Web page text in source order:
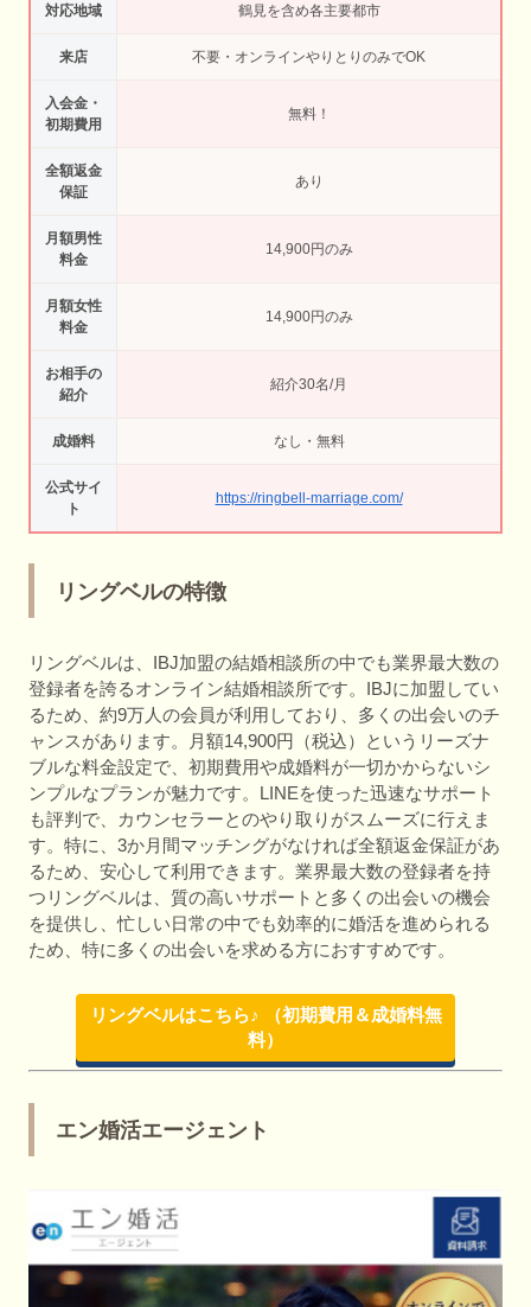
対応地域 鶴見を含め各主要都市
来店 不要・オンラインやりとりのみでOK
入会金・
初期費用
無料！
全額返金
保証
あり
月額男性
料金
14,900円のみ
月額女性
料金
14,900円のみ
お相手の
紹介
紹介30名/月
成婚料 なし・無料
公式サイ
ト
https://ringbell-marriage.com/
リングベルの特徴
リングベルは、IBJ加盟の結婚相談所の中でも業界最大数の
登録者を誇るオンライン結婚相談所です。IBJに加盟してい
るため、約9万人の会員が利用しており、多くの出会いのチ
ャンスがあります。月額14,900円（税込）というリーズナ
ブルな料金設定で、初期費用や成婚料が一切かからないシ
ンプルなプランが魅力です。LINEを使った迅速なサポート
も評判で、カウンセラーとのやり取りがスムーズに行えま
す。特に、3か月間マッチングがなければ全額返金保証があ
るため、安心して利用できます。業界最大数の登録者を持
つリングベルは、質の高いサポートと多くの出会いの機会
を提供し、忙しい日常の中でも効率的に婚活を進められる
ため、特に多くの出会いを求める方におすすめです。
リングベルはこちら♪ （初期費用＆成婚料無
料）
エン婚活エージェント